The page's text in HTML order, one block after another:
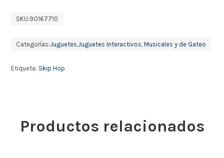
SKU:9O167710
Categorías:Juguetes,Juguetes Interactivos, Musicales y de Gateo
Etiqueta: Skip Hop
Productos relacionados